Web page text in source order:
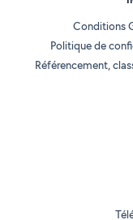
Conditions
Politique de
Référencement,